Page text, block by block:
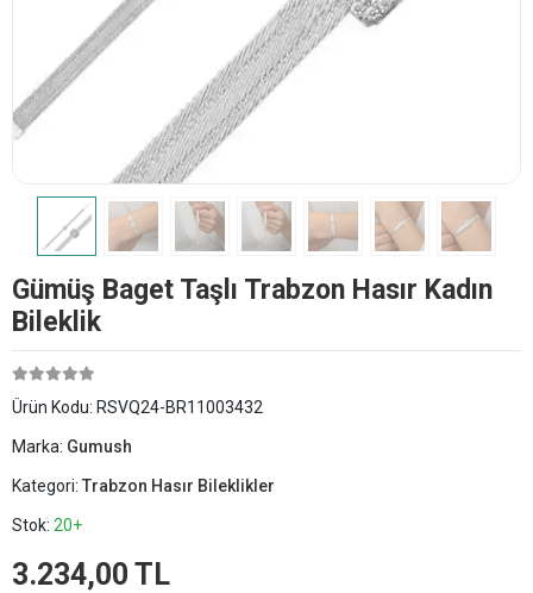
Gümüş Baget Taşlı Trabzon Hasır Kadın
Bileklik
Ürün Kodu: RSVQ24-BR11003432
Marka: Gumush
Kategori: Trabzon Hasır Bileklikler
Stok: 20+
3.234,00 TL